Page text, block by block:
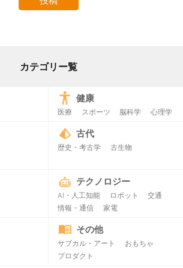
カテゴリー覧
健康
医療 スポーツ 脳科学 心理学
古代
歴史・考古学 古生物
テクノロジー
AI・人工知能 ロボット
交通
情報・通信
家電
その他
サブカル・アート
おもちゃ
プロダクト